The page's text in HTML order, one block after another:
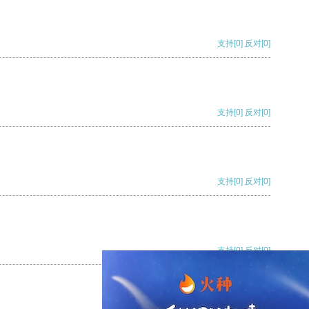
支持[0] 反对[0]
支持[0] 反对[0]
支持[0] 反对[0]
支持[0] 反对[0]